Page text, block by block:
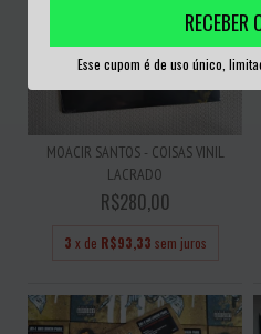
RECEBER
Esse cupom é de uso único,
MOACIR SANTOS - COISAS VINIL
LACRADO
R$280,00
3 x de R$93,33 sem juros